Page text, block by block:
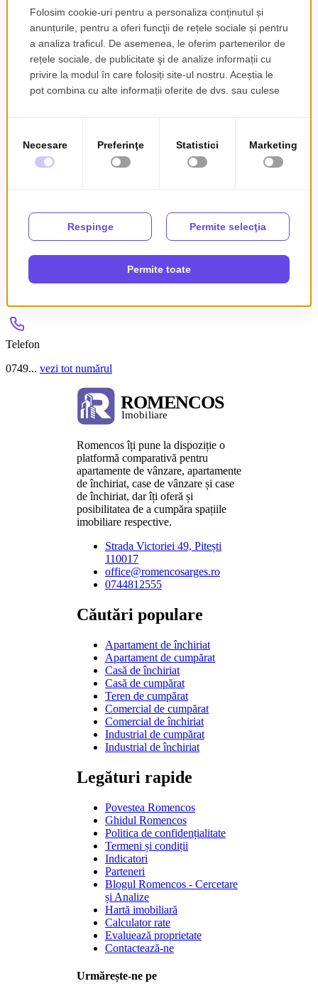
Etaj: 5 camere, 2 bucatarii, 2 bai, hol;
Mansarda: 2 camere, dressing, hol+casa scarii, 2 incaperi
neamenajate;
Locuinta poate fi recompartimentata in 5 apartamente.
Avantaje:
Pret: 480.000 Euro - COMISION 0
Tel: 0749 244 824 - Georgiana
Telefon
0749... vezi tot numărul
Romencos îți pune la dispoziție o
platformă comparativă pentru
apartamente de vânzare, apartamente
de închiriat, case de vânzare și case
de închiriat, dar îți oferă și
posibilitatea de a cumpăra spațiile
imobiliare respective.
Strada Victoriei 49, Pitești
110017
office@romencosarges.ro
0744812555
Căutări populare
Apartament de închiriat
Apartament de cumpărat
Casă de închiriat
Casă de cumpărat
Teren de cumpărat
Comercial de cumpărat
Comercial de închiriat
Industrial de cumpărat
Industrial de închiriat
Legături rapide
Povestea Romencos
Ghidul Romencos
Politica de confidențialitate
Termeni și condiții
Indicatori
Parteneri
Blogul Romencos - Cercetare
și Analize
Hartă imobiliară
Calculator rate
Evaluează proprietate
Contactează-ne
Urmărește-ne pe